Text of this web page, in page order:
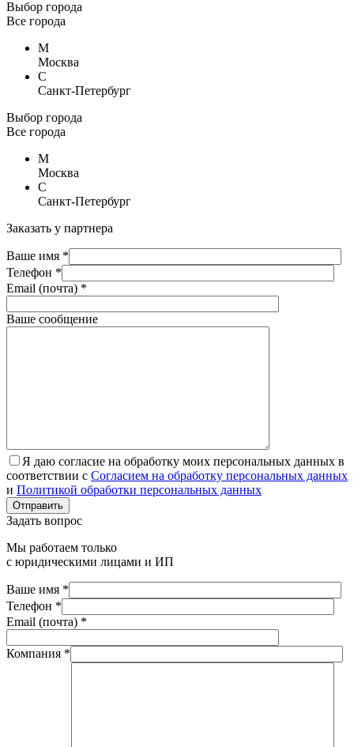
Выбор города
Все города
М
Москва
С
Санкт-Петербург
Выбор города
Все города
М
Москва
С
Санкт-Петербург
Заказать у партнера
Ваше имя *
Телефон *
Email (почта) *
Ваше сообщение
Я даю согласие на обработку моих персональных данных в
соответствии с Согласием на обработку персональных данных
и Политикой обработки персональных данных
Отправить
Задать вопрос
Мы работаем только
с юридическими лицами и ИП
Ваше имя *
Телефон *
Email (почта) *
Компания *